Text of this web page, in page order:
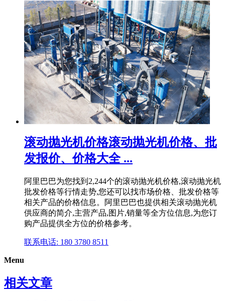
滚动抛光机价格滚动抛光机价格、批
发报价、价格大全 ...
阿里巴巴为您找到2,244个的滚动抛光机价格,滚动抛光机
批发价格等行情走势,您还可以找市场价格、批发价格等
相关产品的价格信息。阿里巴巴也提供相关滚动抛光机
供应商的简介,主营产品,图片,销量等全方位信息,为您订
购产品提供全方位的价格参考。
联系电话: 180 3780 8511
Menu
相关文章